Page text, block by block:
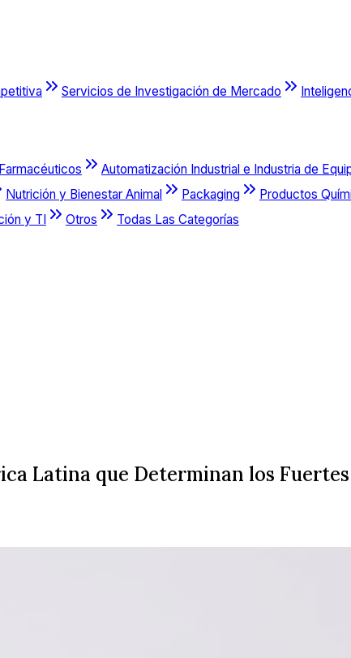
Servicios de Investigación de Mercado
Automatización Industrial e Industria de
Nutrición y Bienestar Animal Packaging Productos
y TI Otros
Todas Las Categorías
Latina que Determinan los